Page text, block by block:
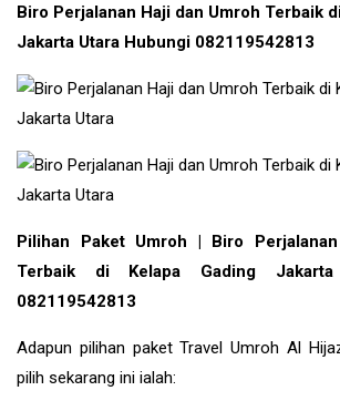
Biro Perjalanan Haji dan Umroh Terbaik
Jakarta Utara Hubungi 082119542813
Pilihan Paket Umroh | Biro
Terbaik di Kelapa Gading
082119542813
Adapun pilihan paket Travel Umroh Al
pilih sekarang ini ialah: